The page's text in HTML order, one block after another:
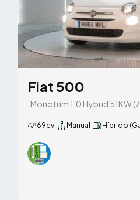
Fiat 500
Monotrim 1.0 Hybrid 51KW
69cv Manual Híbrido